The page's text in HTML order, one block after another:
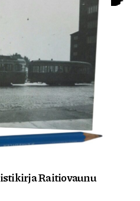
Raitiovaunu